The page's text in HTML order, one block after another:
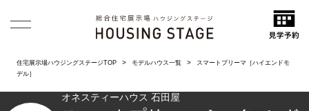
住宅展示場ハウジングステージTOP モデルハウス一覧
スマートプリーマ［ハイエンドモ
デル］
オネスティーハウス 石田屋